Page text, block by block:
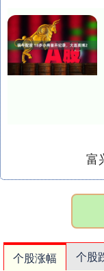
富
个股涨幅 个股